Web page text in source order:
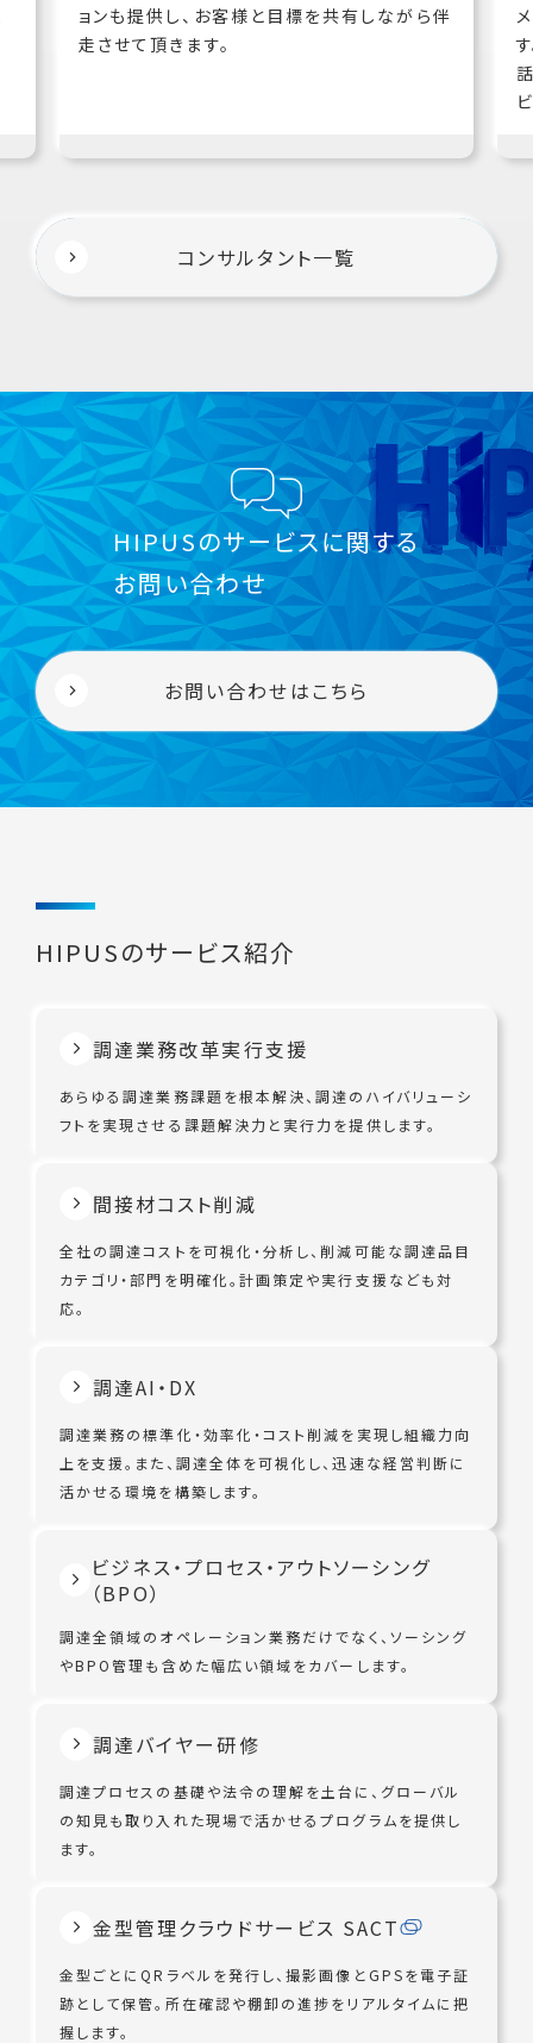
ョンも提供し、お客様と目標を共有しながら伴
走させて頂きます。
コンサルタント一覧
HIPUSのサービスに関する
お問い合わせ
お問い合わせはこちら
HIPUSのサービス紹介
調達業務改革実行支援
あらゆる調達業務課題を根本解決、調達のハイバリューシ
フトを実現させる課題解決力と実行力を提供します。
間接材コスト削減
全社の調達コストを可視化・分析し、削減可能な調達品目
カテゴリ・部門を明確化。計画策定や実行支援なども対
応。
調達AI・DX
調達業務の標準化・効率化・コスト削減を実現し組織力向
上を支援。また、調達全体を可視化し、迅速な経営判断に
活かせる環境を構築します。
ビジネス・プロセス・アウトソーシング
（BPO）
調達全領域のオペレーション業務だけでなく、ソーシング
やBPO管理も含めた幅広い領域をカバーします。
調達バイヤー研修
調達プロセスの基礎や法令の理解を土台に、グローバル
の知見も取り入れた現場で活かせるプログラムを提供し
ます。
金型管理クラウドサービス SACT
金型ごとにQRラベルを発行し、撮影画像とGPSを電子証
跡として保管。所在確認や棚卸の進捗をリアルタイムに把
握します。